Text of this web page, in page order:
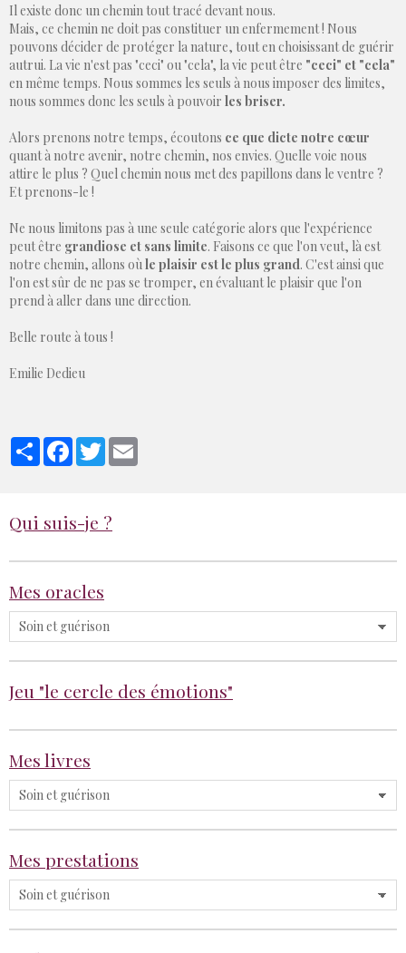
Il existe donc un chemin tout tracé devant nous.
Mais, ce chemin ne doit pas constituer un enfermement ! Nous
pouvons décider de protéger la nature, tout en choisissant de guérir
autrui. La vie n'est pas "ceci" ou "cela", la vie peut être "ceci" et "cela"
en même temps. Nous sommes les seuls à nous imposer des limites,
nous sommes donc les seuls à pouvoir les briser.
Alors prenons notre temps, écoutons ce que dicte notre cœur
quant à notre avenir, notre chemin, nos envies. Quelle voie nous
attire le plus ? Quel chemin nous met des papillons dans le ventre ?
Et prenons-le !
Ne nous limitons pas à une seule catégorie alors que l'expérience
peut être grandiose et sans limite. Faisons ce que l'on veut, là est
notre chemin, allons où le plaisir est le plus grand. C'est ainsi que
l'on est sûr de ne pas se tromper, en évaluant le plaisir que l'on
prend à aller dans une direction.
Belle route à tous !
Emilie Dedieu
PartagerFacebook
Twitter
Qui suis-je ?
Mes oracles
Jeu "le cercle des émotions"
Mes livres
Mes prestations